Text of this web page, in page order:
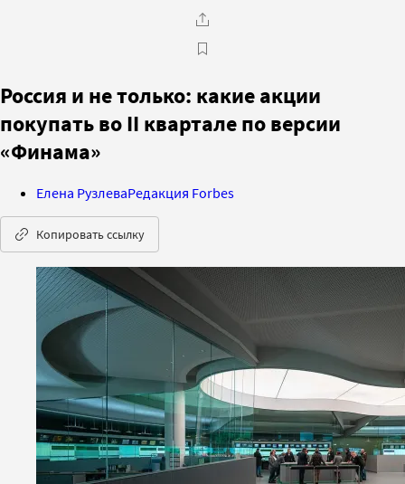
Россия и не только: какие акции
покупать во II квартале по версии
«Финама»
Елена РузлеваРедакция Forbes
Копировать ссылку